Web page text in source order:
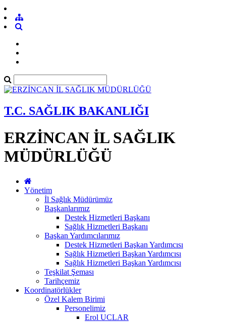
T.C. SAĞLIK BAKANLIĞI
ERZİNCAN İL SAĞLIK
MÜDÜRLÜĞÜ
Yönetim
İl Sağlık Müdürümüz
Başkanlarımız
Destek Hizmetleri Başkanı
Sağlık Hizmetleri Başkanı
Başkan Yardımcılarımız
Destek Hizmetleri Başkan Yardımcısı
Sağlık Hizmetleri Başkan Yardımcısı
Sağlık Hizmetleri Başkan Yardımcısı
Teşkilat Şeması
Tarihçemiz
Koordinatörlükler
Özel Kalem Birimi
Personelimiz
Erol UCLAR